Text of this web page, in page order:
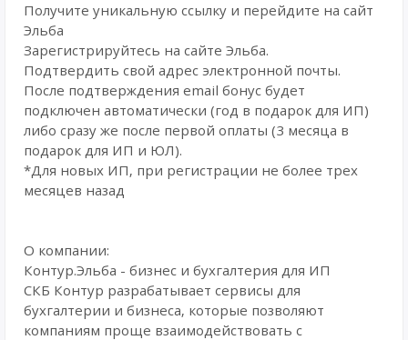
Получите уникальную ссылку и перейдите на сайт
Эльба
Зарегистрируйтесь на сайте Эльба.
Подтвердить свой адрес электронной почты.
После подтверждения email бонус будет
подключен автоматически (год в подарок для ИП)
либо сразу же после первой оплаты (3 месяца в
подарок для ИП и ЮЛ).
*Для новых ИП, при регистрации не более трех
месяцев назад
О компании:
Контур.Эльба - бизнес и бухгалтерия для ИП
СКБ Контур разрабатывает сервисы для
бухгалтерии и бизнеса, которые позволяют
компаниям проще взаимодействовать с